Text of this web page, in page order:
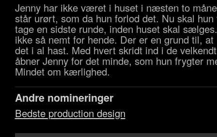
Jenny har ikke været i huset i næsten to
står urørt, som da hun forlod det. Nu skal
tage en sidste runde, inden huset skal
ikke så nemt for hende. Der er en grund til, at
det i al hast. Med hvert skridt ind i de
åbner Jenny for det minde, som hun frygter
Mindet om kærlighed.
Andre nomineringer
Bedste production design